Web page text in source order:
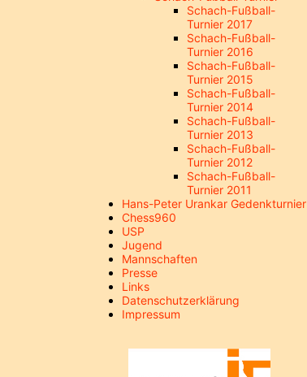
Schach-Fußball-
Turnier 2017
Schach-Fußball-
Turnier 2016
Schach-Fußball-
Turnier 2015
Schach-Fußball-
Turnier 2014
Schach-Fußball-
Turnier 2013
Schach-Fußball-
Turnier 2012
Schach-Fußball-
Turnier 2011
Hans-Peter Urankar Gedenkturnier
Chess960
USP
Jugend
Mannschaften
Presse
Links
Datenschutzerklärung
Impressum